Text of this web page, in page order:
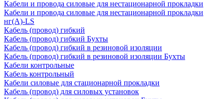
Кабели и провода силовые для нестационарной прокладки
Кабели и провода силовые для нестационарной прокладки
нг(А)-LS
Кабель (провод) гибкий
Кабель (провод) гибкий Бухты
Кабель (провод) гибкий в резиновой изоляции
Кабель (провод) гибкий в резиновой изоляции Бухты
Кабели контрольные
Кабель контрольный
Кабели силовые для стационарной прокладки
Кабель (провод) для силовых установок